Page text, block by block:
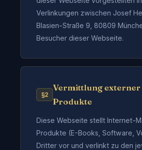
Verlinkungen zwischen Josef
Blasien-Straße 9, 80809
Besucher dieser Webseite.
§2
Vermittlung externer
Produkte
Diese Webseite stellt Internet-
Produkte (E-Books, Software,
Dritter vor und verlinkt zu den